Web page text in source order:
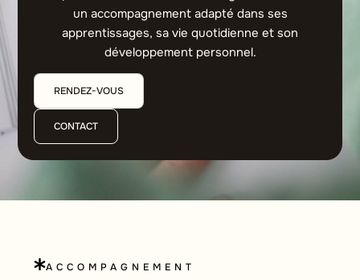
un accompagnement adapté dans ses
apprentissages, sa vie quotidienne et son
développement personnel.
RENDEZ-VOUS
CONTACT
ACCOMPAGNEMENT